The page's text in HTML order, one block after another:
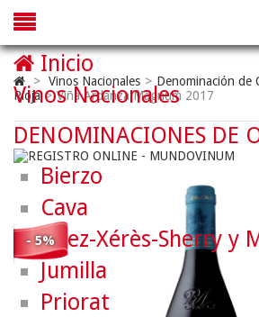
> Vinos Nacionales > Denominación de
Rioja > Viña Ardanza Magnum 2017
- 5%
Inicio
Vinos Nacionales
DENOMINACIONES DE
Bierzo
Cava
Jerez-Xérès-Sherry y
Jumilla
Priorat